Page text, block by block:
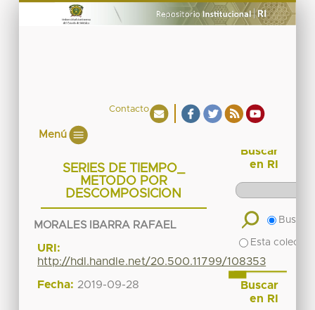
Contacto
Menú
SERIES DE TIEMPO_
METODO POR
DESCOMPOSICION
MORALES IBARRA RAFAEL
URI:
http://hdl.handle.net/20.500.11799/108353
Fecha: 2019-09-28
Buscar
en RI
Buscar
Esta
Buscar
en RI